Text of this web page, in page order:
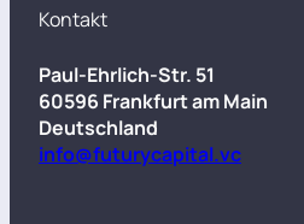
Kontakt
Paul-Ehrlich-Str. 51
60596 Frankfurt am Main
Deutschland
info@futurycapital.vc